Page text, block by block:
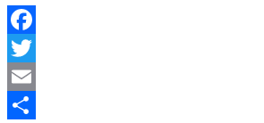
Facebook
Twitter
Email